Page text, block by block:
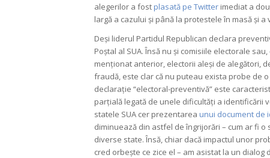
alegerilor a fost plasată pe Twitter imediat a
largă a cazului și până la protestele în masă și
Deși liderul Partidul Republican declara
Poștal al SUA. Însă nu și comisiile electorale
menționat anterior, electorii aleși de alegători,
fraudă, este clar că nu puteau exista probe de
declarație “electoral-preventivă” este
parțială legată de unele dificultăți a identificării
statele SUA cer prezentarea unui document de
diminuează din astfel de îngrijorări – cum ar fi o
diverse state. Însă, chiar dacă impactul unor
cred orbește ce zice el – am asistat la un